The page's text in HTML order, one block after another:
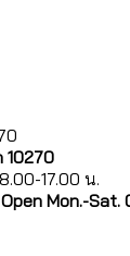
10270
17.00 น.
Mon.-Sat.